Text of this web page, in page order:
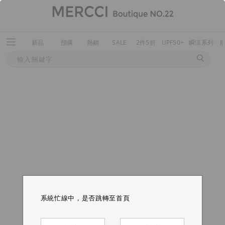
新品 預購 熱銷 SALE 2件5折 UPF50+ 瞬涼系列
系統忙線中，是否跳轉至首頁
系統忙線中，是否跳轉至首頁
系統忙線中，是否跳轉至首頁
系統忙線中，是否跳轉至首頁
系統忙線中，是否跳轉至首頁